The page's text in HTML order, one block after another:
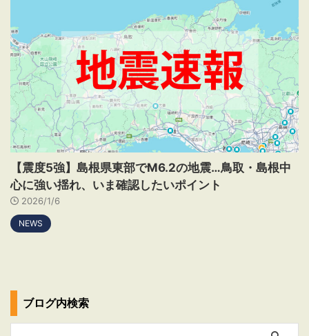
【震度5強】島根県東部でM6.2の地震…鳥取・島根中
心に強い揺れ、いま確認したいポイント
2026/1/6
NEWS
ブログ内検索